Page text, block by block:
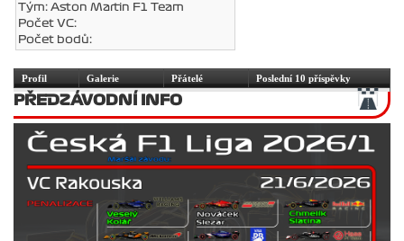
Tým: Aston Martin F1 Team
Počet VC:
Počet bodů:
Profil Galerie Přátelé Poslední 10 příspěvky
PŘEDZÁVODNÍ INFO